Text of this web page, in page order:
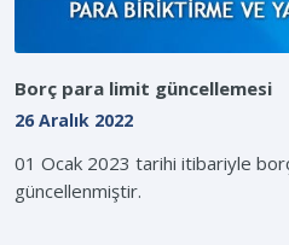
Borç para limit güncellemesi
26 Aralık 2022
01 Ocak 2023 tarihi itibariyle
güncellenmiştir.